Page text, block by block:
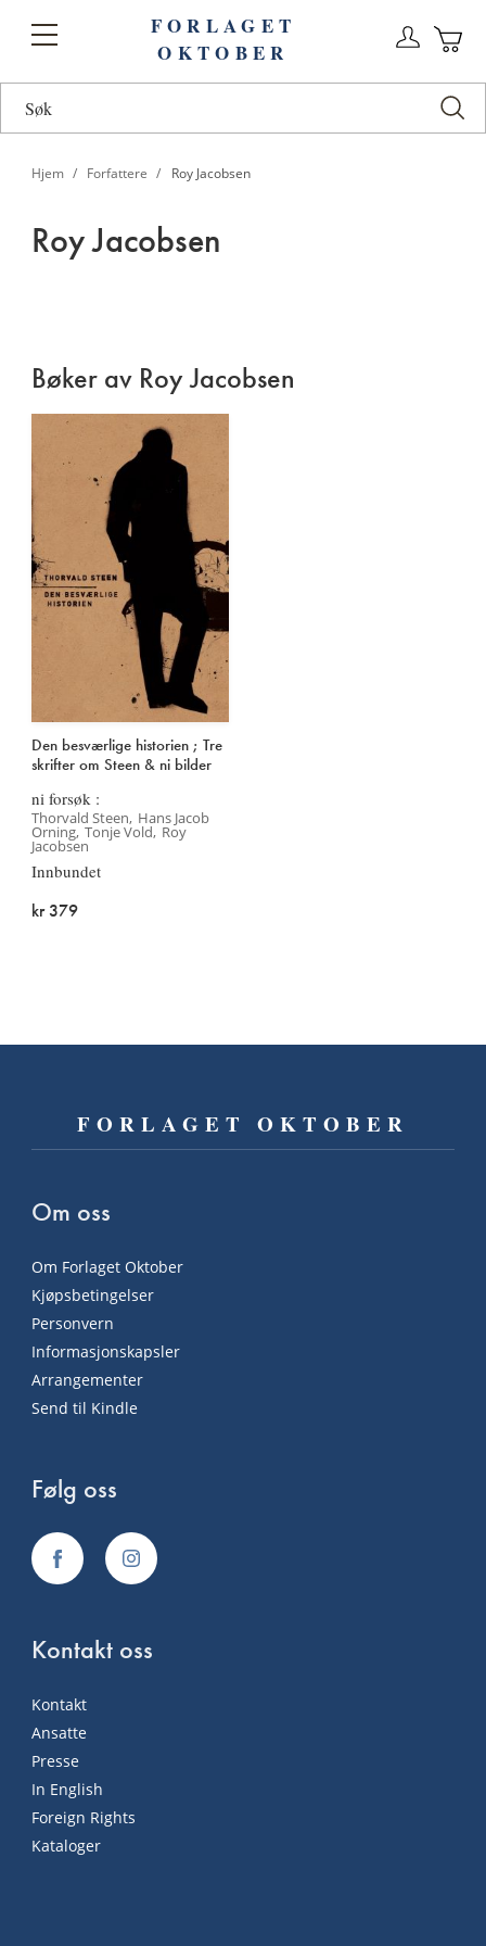
Toggle
FORLAGET
OKTOBER
Hjem Forfattere Roy Jacobsen
Roy Jacobsen
Bøker av Roy Jacobsen
Den besværlige historien ; Tre
skrifter om Steen & ni bilder
ni forsøk :
Thorvald Steen Hans Jacob
Orning Tonje Vold Roy
Jacobsen
Innbundet
kr 379
FORLAGET OKTOBER
Om oss
Om Forlaget Oktober
Kjøpsbetingelser
Personvern
Informasjonskapsler
Arrangementer
Send til Kindle
Følg oss
Kontakt oss
Kontakt
Ansatte
Presse
In English
Foreign Rights
Kataloger